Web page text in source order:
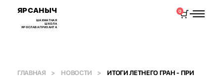
ЯРСАНЫЧ
ШАХМАТНАЯ
ШКОЛА
ЯРОСЛАВА ПРИЗАНТА
0
ГЛАВНАЯ НОВОСТИ ИТОГИ ЛЕТНЕГО ГРАН - ПРИ